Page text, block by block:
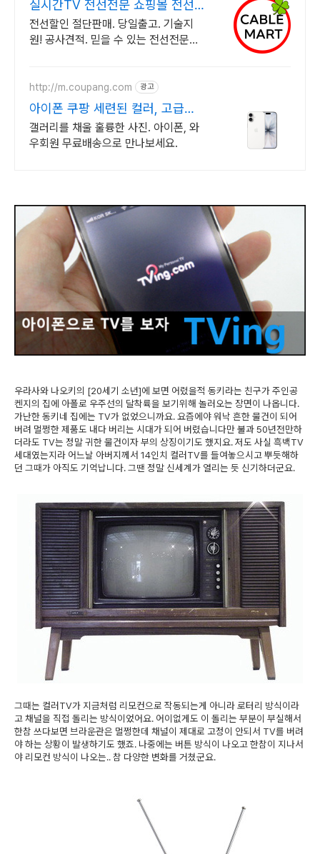
실시간TV 전선전문 쇼핑몰 전선
전문 할인판매 당일출고
전선할인 절단판매. 당일출고. 기술지
원! 공사견적. 믿을 수 있는 전선전문업
하세요
http://m.coupang.com 광고
아이폰 쿠팡 세련된 컬러, 고급진
디자인
갤러리를 채울 훌륭한 사진. 아이폰, 와
우회원 무료배송으로 만나보세요.
우라사와 나오키의 [20세기 소년]에 보면 어렸을적 동키라는 친구가 주인공
켄지의 집에 아폴로 우주선의 달착륙을 보기위해 놀러오는 장면이 나옵니다.
가난한 동키네 집에는 TV가 없었으니까요. 요즘에야 워낙 흔한 물건이 되어
버려 멀쩡한 제품도 내다 버리는 시대가 되어 버렸습니다만 불과 50년전만하
더라도 TV는 정말 귀한 물건이자 부의 상징이기도 했지요. 저도 사실 흑백TV
세대였는지라 어느날 아버지께서 14인치 컬러TV를 들여놓으시고 뿌듯해하
던 그때가 아직도 기억납니다. 그땐 정말 신세계가 열리는 듯 신기하더군요.
그때는 컬러TV가 지금처럼 리모컨으로 작동되는게 아니라 로터리 방식이라
고 채널을 직접 돌리는 방식이었어요. 어이없게도 이 돌리는 부분이 부실해서
한참 쓰다보면 브라운관은 멀쩡한데 채널이 제대로 고정이 안되서 TV를 버려
야 하는 상황이 발생하기도 했죠. 나중에는 버튼 방식이 나오고 한참이 지나서
야 리모컨 방식이 나오는.. 참 다양한 변화를 거쳤군요.